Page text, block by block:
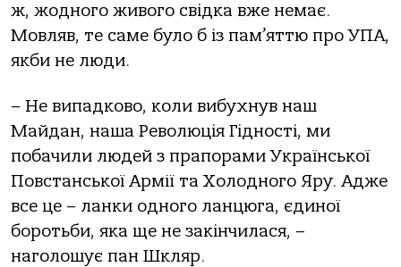
ж, жодного живого свідка вже немає.
Мовляв, те саме було б із пам’яттю про УПА,
якби не люди.
– Не випадково, коли вибухнув наш
Майдан, наша Революція Гідності, ми
побачили людей з прапорами Української
Повстанської Армії та Холодного Яру. Адже
все це – ланки одного ланцюга, єдиної
боротьби, яка ще не закінчилася, –
наголошує пан Шкляр.